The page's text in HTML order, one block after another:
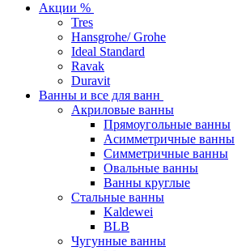
Акции %
Tres
Hansgrohe/ Grohe
Ideal Standard
Ravak
Duravit
Ванны и все для ванн
Акриловые ванны
Прямоугольные ванны
Асимметричные ванны
Симметричные ванны
Овальные ванны
Ванны круглые
Стальные ванны
Kaldewei
BLB
Чугунные ванны